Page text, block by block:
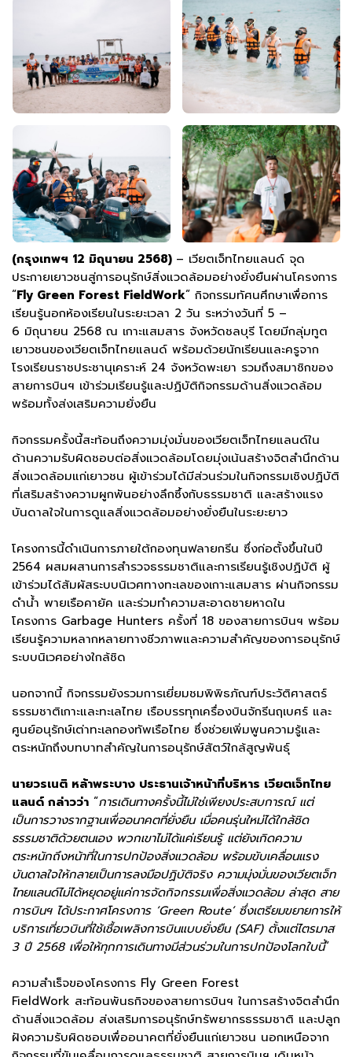
(กรุงเทพฯ 12 มิถุนายน 2568) – เวียตเจ็ทไทยแลนด์ จุด
ประกายเยาวชนสู่การอนุรักษ์สิ่งแวดล้อมอย่างยั่งยืนผ่านโครงการ
“Fly Green Forest FieldWork” กิจกรรมทัศนศึกษาเพื่อการ
เรียนรู้นอกห้องเรียนในระยะเวลา 2 วัน ระหว่างวันที่ 5 –
6 มิถุนายน 2568 ณ เกาะแสมสาร จังหวัดชลบุรี โดยมีกลุ่มทูต
เยาวชนของเวียตเจ็ทไทยแลนด์ พร้อมด้วยนักเรียนและครูจาก
โรงเรียนราชประชานุเคราะห์ 24 จังหวัดพะเยา รวมถึงสมาชิกของ
สายการบินฯ เข้าร่วมเรียนรู้และปฏิบัติกิจกรรมด้านสิ่งแวดล้อม
พร้อมทั้งส่งเสริมความยั่งยืน
กิจกรรมครั้งนี้สะท้อนถึงความมุ่งมั่นของเวียตเจ็ทไทยแลนด์ใน
ด้านความรับผิดชอบต่อสิ่งแวดล้อมโดยมุ่งเน้นสร้างจิตสำนึกด้าน
สิ่งแวดล้อมแก่เยาวชน ผู้เข้าร่วมได้มีส่วนร่วมในกิจกรรมเชิงปฏิบัติ
ที่เสริมสร้างความผูกพันอย่างลึกซึ้งกับธรรมชาติ และสร้างแรง
บันดาลใจในการดูแลสิ่งแวดล้อมอย่างยั่งยืนในระยะยาว
โครงการนี้ดำเนินการภายใต้กองทุนฟลายกรีน ซึ่งก่อตั้งขึ้นในปี
2564 ผสมผสานการสำรวจธรรมชาติและการเรียนรู้เชิงปฏิบัติ ผู้
เข้าร่วมได้สัมผัสระบบนิเวศทางทะเลของเกาะแสมสาร ผ่านกิจกรรม
ดำน้ำ พายเรือคายัค และร่วมทำความสะอาดชายหาดใน
โครงการ Garbage Hunters ครั้งที่ 18 ของสายการบินฯ พร้อม
เรียนรู้ความหลากหลายทางชีวภาพและความสำคัญของการอนุรักษ์
ระบบนิเวศอย่างใกล้ชิด
นอกจากนี้ กิจกรรมยังรวมการเยี่ยมชมพิพิธภัณฑ์ประวัติศาสตร์
ธรรมชาติเกาะและทะเลไทย เรือบรรทุกเครื่องบินจักรีนฤเบศร์ และ
ศูนย์อนุรักษ์เต่าทะเลกองทัพเรือไทย ซึ่งช่วยเพิ่มพูนความรู้และ
ตระหนักถึงบทบาทสำคัญในการอนุรักษ์สัตว์ใกล้สูญพันธุ์
นายวรเนติ หล้าพระบาง ประธานเจ้าหน้าที่บริหาร เวียตเจ็ทไทย
แลนด์ กล่าวว่า “การเดินทางครั้งนี้ไม่ใช่เพียงประสบการณ์ แต่
เป็นการวางรากฐานเพื่ออนาคตที่ยั่งยืน เมื่อคนรุ่นใหม่ได้ใกล้ชิด
ธรรมชาติด้วยตนเอง พวกเขาไม่ได้แค่เรียนรู้ แต่ยังเกิดความ
ตระหนักถึงหน้าที่ในการปกป้องสิ่งแวดล้อม พร้อมขับเคลื่อนแรง
บันดาลใจให้กลายเป็นการลงมือปฏิบัติจริง ความมุ่งมั่นของเวียตเจ็ท
ไทยแลนด์ไม่ได้หยุดอยู่แค่การจัดกิจกรรมเพื่อสิ่งแวดล้อม ล่าสุด สาย
การบินฯ ได้ประกาศโครงการ ‘Green Route’ ซึ่งเตรียมขยายการให้
บริการเที่ยวบินที่ใช้เชื้อเพลิงการบินแบบยั่งยืน (SAF) ตั้งแต่ไตรมาส
3 ปี 2568 เพื่อให้ทุกการเดินทางมีส่วนร่วมในการปกป้องโลกใบนี้”
ความสำเร็จของโครงการ Fly Green Forest
FieldWork สะท้อนพันธกิจของสายการบินฯ ในการสร้างจิตสำนึก
ด้านสิ่งแวดล้อม ส่งเสริมการอนุรักษ์ทรัพยากรธรรมชาติ และปลูก
ฝังความรับผิดชอบเพื่ออนาคตที่ยั่งยืนแก่เยาวชน นอกเหนือจาก